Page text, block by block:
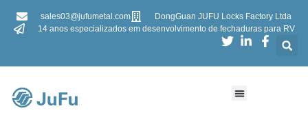
sales03@jufumetal.com
DongGuan JUFU Locks Factory Ltda
14 anos especializados em desenvolvimento de fechaduras para RV